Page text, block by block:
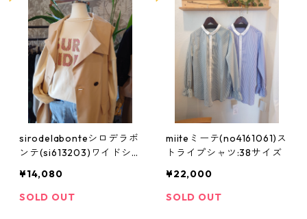
sirodelabonteシロデラボ
ンテ(si613203)ワイドシ
サイズ
¥14,080
SOLD OUT
miiteミーテ(no4161061)ス
トライプシャツ:38サイズ
¥22,000
SOLD OUT